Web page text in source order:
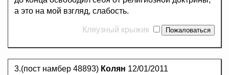
а это на мой взгляд, слабость.
Кляузный крыжик
3.(пост намбер 48893) Колян 12/01/2011